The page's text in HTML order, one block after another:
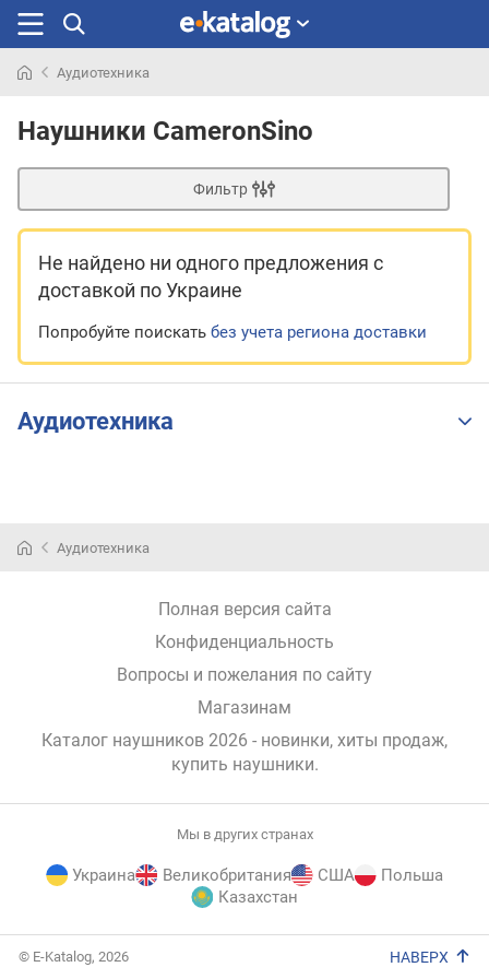
раньше
Аудиотехника
Наушники CameronSino
Фильтр
Не найдено ни одного предложения с
доставкой по Украине
Попробуйте поискать без учета региона доставки
Аудиотехника
Аудиотехника
Полная версия сайта
Конфиденциальность
Вопросы и пожелания по сайту
Магазинам
Каталог наушников 2026 - новинки, хиты продаж,
купить наушники.
Мы в других странах
Украина Великобритания США
Польша
Казахстан
© E-Katalog, 2026 НАВЕРХ